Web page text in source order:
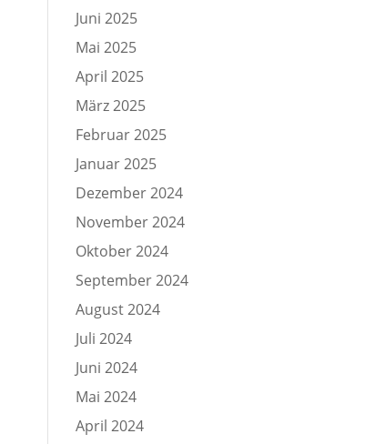
Juni 2025
Mai 2025
April 2025
März 2025
Februar 2025
Januar 2025
Dezember 2024
November 2024
Oktober 2024
September 2024
August 2024
Juli 2024
Juni 2024
Mai 2024
April 2024